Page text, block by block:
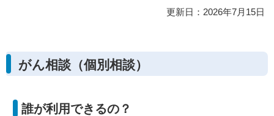
更新日：2026年7月15日
がん相談（個別相談）
誰が利用できるの？